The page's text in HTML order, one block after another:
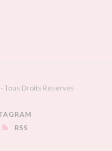
Tous Droits Réservés
RSS